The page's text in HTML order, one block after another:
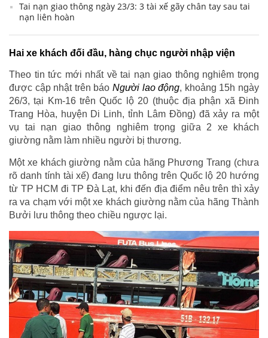
Tai nạn giao thông ngày 23/3: 3 tài xế gãy chân tay sau tai
nạn liên hoàn
Hai xe khách đối đầu, hàng chục người nhập viện
Theo tin tức mới nhất về tai nạn giao thông nghiêm trọng
được cập nhật trên báo Người lao động, khoảng 15h ngày
26/3, tại Km-16 trên Quốc lộ 20 (thuộc địa phận xã Đinh
Trang Hòa, huyện Di Linh, tỉnh Lâm Đồng) đã xảy ra một
vụ tai nạn giao thông nghiêm trọng giữa 2 xe khách
giường nằm làm nhiều người bị thương.
Một xe khách giường nằm của hãng Phương Trang (chưa
rõ danh tính tài xế) đang lưu thông trên Quốc lộ 20 hướng
từ TP HCM đi TP Đà Lạt, khi đến địa điểm nêu trên thì xảy
ra va chạm với một xe khách giường nằm của hãng Thành
Bưởi lưu thông theo chiều ngược lại.